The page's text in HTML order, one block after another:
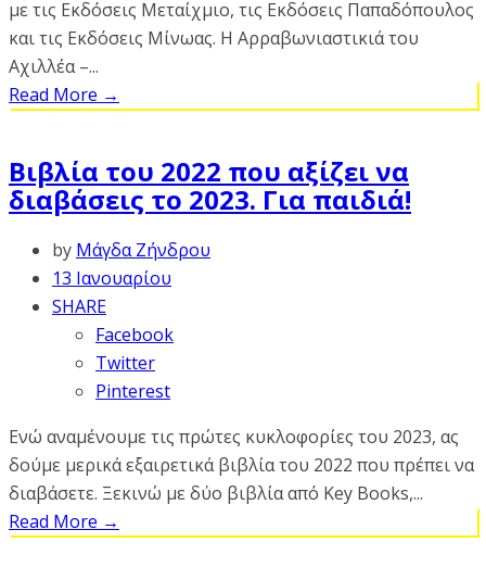
με τις Εκδόσεις Μεταίχμιο, τις Εκδόσεις Παπαδόπουλος
και τις Εκδόσεις Μίνωας. Η Αρραβωνιαστικιά του
Αχιλλέα –...
Read More →
Βιβλία του 2022 που αξίζει να
διαβάσεις το 2023. Για παιδιά!
by Μάγδα Ζήνδρου
13 Ιανουαρίου
SHARE
Facebook
Twitter
Pinterest
Ενώ αναμένουμε τις πρώτες κυκλοφορίες του 2023, ας
δούμε μερικά εξαιρετικά βιβλία του 2022 που πρέπει να
διαβάσετε. Ξεκινώ με δύο βιβλία από Key Books,...
Read More →